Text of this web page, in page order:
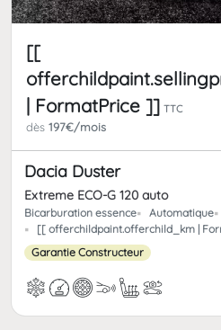
[[
| FormatPrice ]] TTC
dès 197€/mois
Dacia Duster
Extreme ECO-G 120 auto
Bicarburation essence Automatique
[[ offerchildpaint.offerchild_km |
Garantie Constructeur